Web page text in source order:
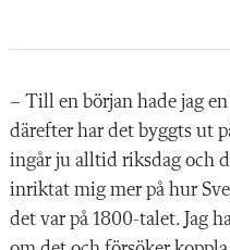
– Till en början hade jag
därefter har det byggts ut
ingår ju alltid riksdag och
inriktat mig mer på hur
det var på 1800-talet. Jag